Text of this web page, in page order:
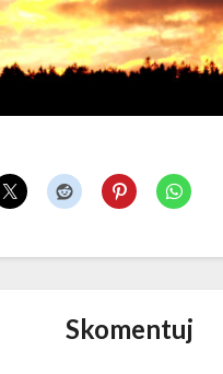
Skomentuj